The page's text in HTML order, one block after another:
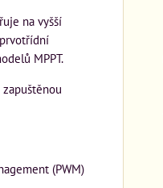
na vyšší
MPPT.
(PWM)